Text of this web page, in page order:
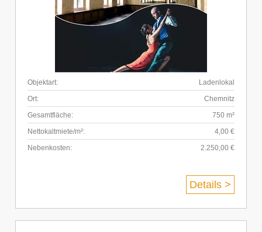
Objektart:
Ladenlokal
Ort:
Chemnitz
Gesamtfläche:
750 m²
Nettokaltmiete/m²:
4,00 €
Nebenkosten:
2.250,00 €
Details >